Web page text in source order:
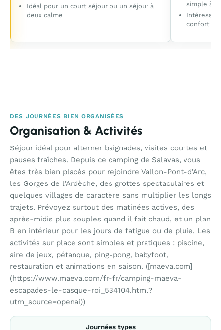
Idéal pour un court séjour ou un séjour à
deux calme
simple à
confort
DES JOURNÉES BIEN ORGANISÉES
Organisation & Activités
Séjour idéal pour alterner baignades, visites courtes et
pauses fraîches. Depuis ce camping de Salavas, vous
êtes très bien placés pour rejoindre Vallon-Pont-d’Arc,
les Gorges de l’Ardèche, des grottes spectaculaires et
quelques villages de caractère sans multiplier les longs
trajets. Prévoyez surtout des matinées actives, des
après-midis plus souples quand il fait chaud, et un plan
B en intérieur pour les jours de fatigue ou de pluie. Les
activités sur place sont simples et pratiques : piscine,
aire de jeux, pétanque, ping-pong, babyfoot,
restauration et animations en saison. ([maeva.com]
(https://www.maeva.com/fr-fr/camping-maeva-
escapades-le-casque-roi_534104.html?
utm_source=openai))
Journées types